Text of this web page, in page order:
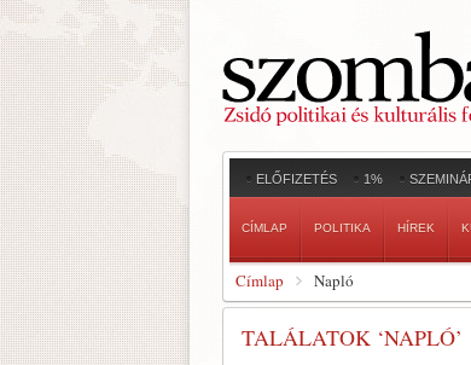
ELŐFIZETÉS 1%
CÍMLAP POLITIKA HÍREK
Címlap Napló
TALÁLATOK ‘NAPLÓ’